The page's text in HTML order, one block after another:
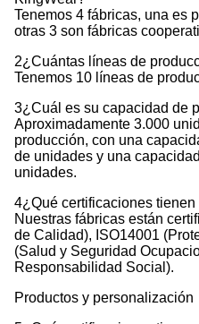
Tenemos 4 fábricas, una es
otras 3 son fábricas
2¿Cuántas líneas de
Tenemos 10 líneas de
3¿Cuál es su capacidad de
Aproximadamente 3.000
producción, con una
de unidades y una
unidades.
4¿Qué certificaciones
Nuestras fábricas están
de Calidad), ISO14001
(Salud y Seguridad
Responsabilidad Social).
Productos y personalización